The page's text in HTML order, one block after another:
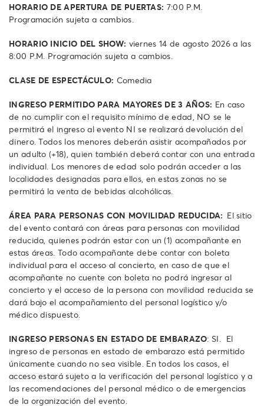
HORARIO DE APERTURA DE PUERTAS: 7:00 P.M.
Programación sujeta a cambios.
HORARIO INICIO DEL SHOW: viernes 14 de agosto 2026 a las
8:00 P.M. Programación sujeta a cambios.
CLASE DE ESPECTÁCULO: Comedia
INGRESO PERMITIDO PARA MAYORES DE 3 AÑOS: En caso
de no cumplir con el requisito mínimo de edad, NO se le
permitirá el ingreso al evento NI se realizará devolución del
dinero. Todos los menores deberán asistir acompañados por
un adulto (+18), quien también deberá contar con una entrada
individual. Los menores de edad solo podrán acceder a las
localidades designadas para ellos, en estas zonas no se
permitirá la venta de bebidas alcohólicas.
ÁREA PARA PERSONAS CON MOVILIDAD REDUCIDA: El sitio
del evento contará con áreas para personas con movilidad
reducida, quienes podrán estar con un (1) acompañante en
estas áreas. Todo acompañante debe contar con boleta
individual para el acceso al concierto, en caso de que el
acompañante no cuente con boleta no podrá ingresar al
concierto y el acceso de la persona con movilidad reducida se
dará bajo el acompañamiento del personal logístico y/o
médico dispuesto.
INGRESO PERSONAS EN ESTADO DE EMBARAZO: SI. El
ingreso de personas en estado de embarazo está permitido
únicamente cuando no sea visible. En todos los casos, el
acceso estará sujeto a la verificación del personal logístico y a
las recomendaciones del personal médico o de emergencias
de la organización del evento.